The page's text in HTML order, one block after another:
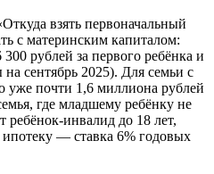
взять первоначальный
с материнским капиталом:
рублей за первого ребёнка и
сентябрь 2025). Для семьи с
уже почти 1,6 миллиона рублей
где младшему ребёнку не
ребёнок-инвалид до 18 лет,
— ставка 6% годовых